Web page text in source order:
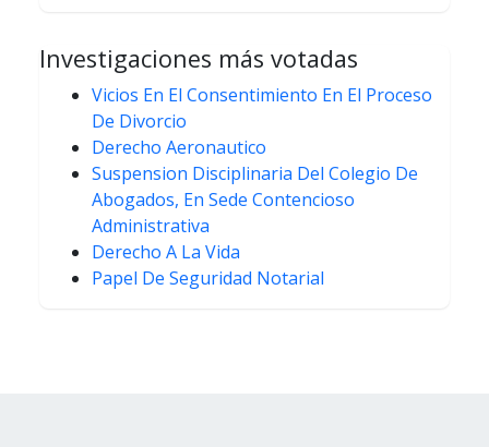
Investigaciones más votadas
Vicios En El Consentimiento En El Proceso
De Divorcio
Derecho Aeronautico
Suspension Disciplinaria Del Colegio De
Abogados, En Sede Contencioso
Administrativa
Derecho A La Vida
Papel De Seguridad Notarial